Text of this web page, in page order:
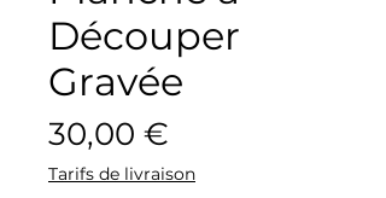
Découper
Gravée
30,00 €
Tarifs de livraison